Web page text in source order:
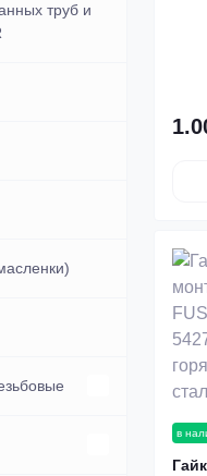
труб и
в